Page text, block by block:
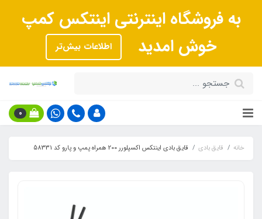
به فروشگاه اینترنتی اینتکس کمپ
خوش امدید
اطلاعات بیش‌تر
0
خانه قایق بادی قایق بادی اینتکس اکسپلورر 200 همراه پمپ و پارو کد 58331